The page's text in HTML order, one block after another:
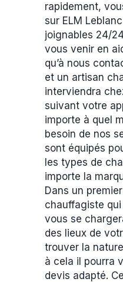
rapidement,
sur ELM
joignables 24/
vous venir en
qu’à nous
et un artisan
interviendra
suivant votre
importe à quel
besoin de nos
sont équipés
les types de
importe la
Dans un
chauffagiste
vous se
des lieux de
trouver la
à cela il pourra
devis adapté.